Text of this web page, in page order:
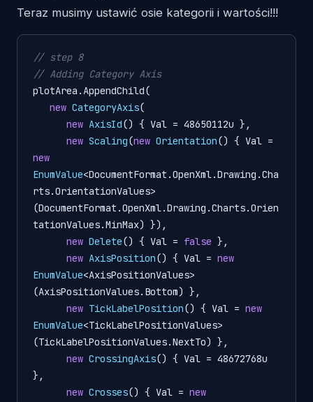
Teraz musimy ustawić osie kategorii i wartości!!!
// step 8
// Adding Category Axis
plotArea.AppendChild(
new CategoryAxis(
new AxisId() { Val = 48650112u },
new Scaling(new Orientation
new
EnumValue<DocumentFormat.OpenXml.Drawing.Cha
rts.OrientationValues>
(DocumentFormat.OpenXml.Drawing.Charts.Orien
tationValues.MinMax) }),
new Delete() { Val = false },
new AxisPosition() { Val = new
EnumValue<AxisPositionValues>
(AxisPositionValues.Bottom) },
new TickLabelPosition() { Val = new
EnumValue<TickLabelPositionValues>
(TickLabelPositionValues.NextTo) },
new CrossingAxis() { Val = 48672768u
},
new Crosses() { Val = new